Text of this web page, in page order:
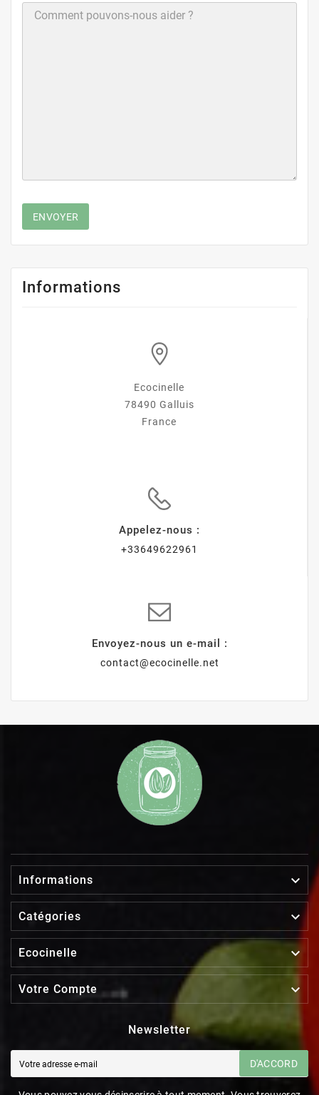
ENVOYER
Informations
Ecocinelle
78490 Galluis
France
Appelez-nous :
+33649622961
Envoyez-nous un e-mail :
contact@ecocinelle.net
Informations 
Catégories 
Ecocinelle 
Votre Compte 
Newsletter
D'ACCORD